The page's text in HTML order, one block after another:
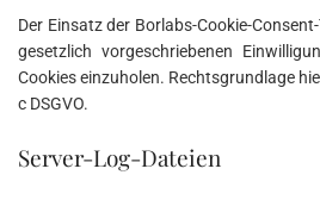
Der Einsatz der Borlabs-Cookie-
gesetzlich vorgeschriebenen
Cookies einzuholen. Rechtsgrundlage
c DSGVO.
Server-Log-Dateien